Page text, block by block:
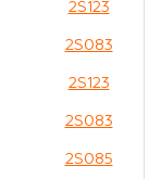
2S123
2S083
2S123
2S083
2S085